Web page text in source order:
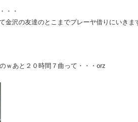
・・
金沢の友達のとこまでプレーヤ借りにいきま
ｗあと２０時間７曲って・・・orz